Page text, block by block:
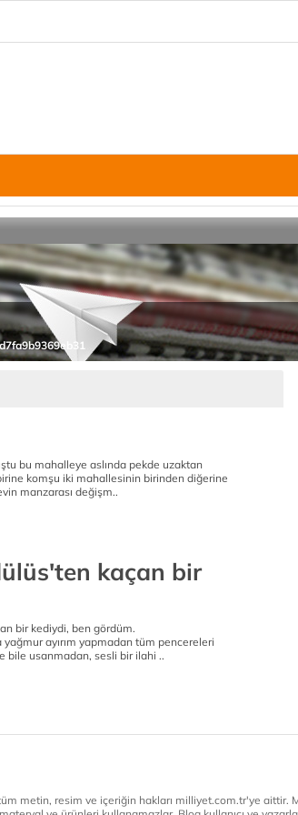
bu mahalleye aslında pekde uzaktan
komşu iki mahallesinin birinden diğerine
manzarası değişm..
kaçan bir
bir kediydi, ben gördüm.
yağmur ayırım yapmadan tüm pencereleri
bile usanmadan, sesli bir ilahi ..
metin, resim ve içeriğin hakları milliyet.com.tr'ye aittir.